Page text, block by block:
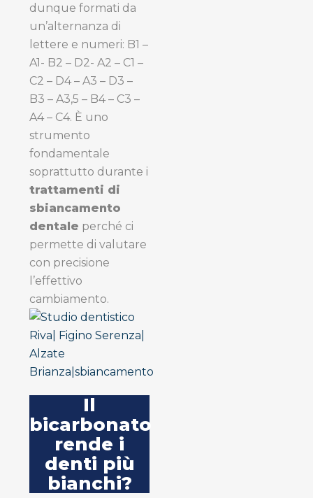
dunque formati da
un’alternanza di
lettere e numeri: B1 –
A1- B2 – D2- A2 – C1 –
C2 – D4 – A3 – D3 –
B3 – A3,5 – B4 – C3 –
A4 – C4. È uno
strumento
fondamentale
soprattutto durante i
trattamenti di
sbiancamento
dentale perché ci
permette di valutare
con precisione
l’effettivo
cambiamento.
Il
bicarbonato
rende i
denti più
bianchi?